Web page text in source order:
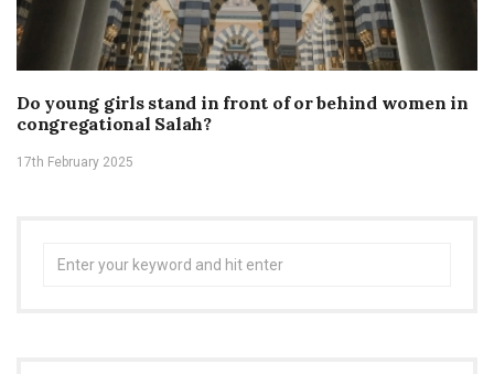
Do young girls stand in front of or behind women in
congregational Salah?
17th February 2025